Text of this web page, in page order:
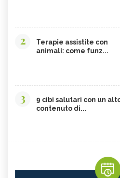
2
Terapie assistite con
animali: come funz...
3
9 cibi salutari con un
contenuto di...